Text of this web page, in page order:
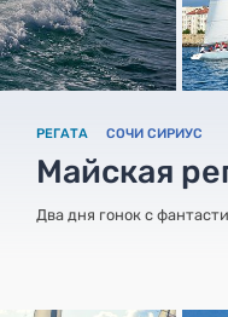
РЕГАТА СОЧИ СИРИУС
Майская
Два дня гонок с